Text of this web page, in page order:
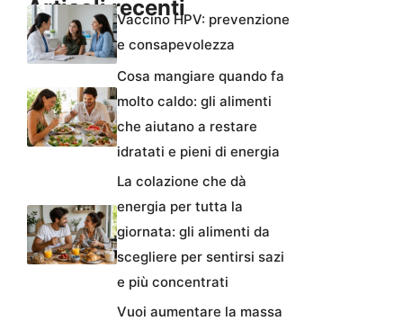
Articoli recentiVaccino HPV: prevenzione
e consapevolezza
Cosa mangiare quando fa
molto caldo: gli alimenti
che aiutano a restare
idratati e pieni di energia
La colazione che dà
energia per tutta la
giornata: gli alimenti da
scegliere per sentirsi sazi
e più concentrati
Vuoi aumentare la massa